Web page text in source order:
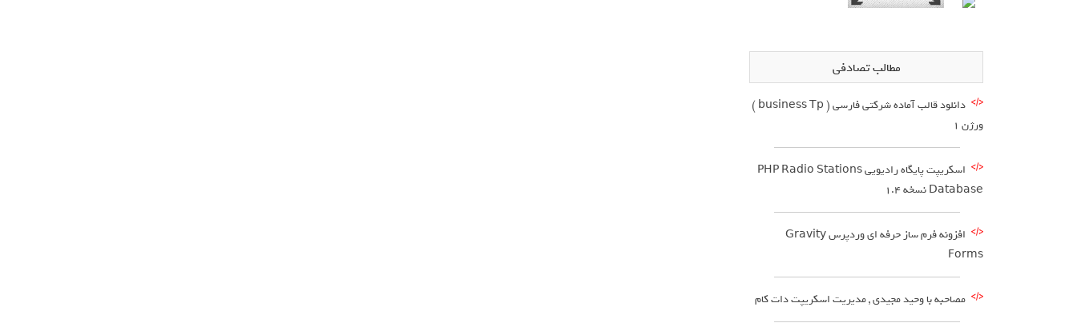
مطالب تصادفی
دانلود قالب آماده شرکتی فارسی ( business Tp )
ورژن 1
اسکریپت پایگاه رادیویی PHP Radio Stations
Database نسخه 1.4
افزونه فرم ساز حرفه ای وردپرس Gravity
Forms
مصاحبه با وحید مجیدی , مدیریت اسکریپت دات کام